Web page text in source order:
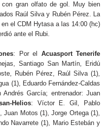
con gran olfato de gol. Muy bien
Raúl Silva y Rubén Pérez. La
el CDM Hytasa a las 14:00 (hc)
ante el Rubi.
: Por el Acuasport Tenerife
Santiago San Martín, Eridú
Rubén Pérez, Raúl Silva (1),
(1), Eduardo Fernández-Caldas
García; entrenador: Juan
Helios: Víctor E. Gil, Pablo
Motos (1), Jorge Ortega (1),
Navarrete (1), Mario Estebán y